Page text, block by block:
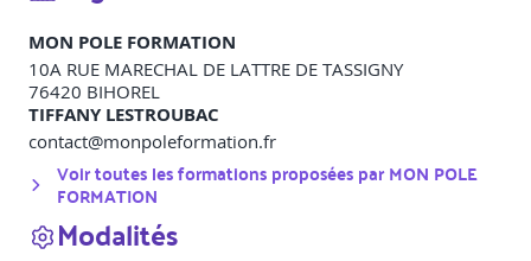
MON POLE FORMATION
10A RUE MARECHAL DE LATTRE DE TASSIGNY
76420 BIHOREL
TIFFANY LESTROUBAC
contact@monpoleformation.fr
Voir toutes les formations proposées parMON POLE
FORMATION
Modalités